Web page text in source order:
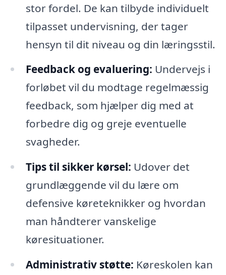
stor fordel. De kan tilbyde individuelt
tilpasset undervisning, der tager
hensyn til dit niveau og din læringsstil.
Feedback og evaluering: Undervejs i
forløbet vil du modtage regelmæssig
feedback, som hjælper dig med at
forbedre dig og greje eventuelle
svagheder.
Tips til sikker kørsel: Udover det
grundlæggende vil du lære om
defensive køreteknikker og hvordan
man håndterer vanskelige
køresituationer.
Administrativ støtte: Køreskolen kan